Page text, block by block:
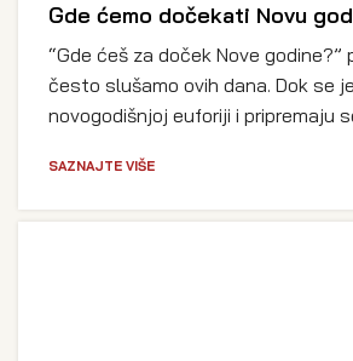
Gde ćemo dočekati Novu
“Gde ćeš za doček Nove godine?”
često slušamo ovih dana. Dok se
novogodišnjoj euforiji i pripremaju
SAZNAJTE VIŠE